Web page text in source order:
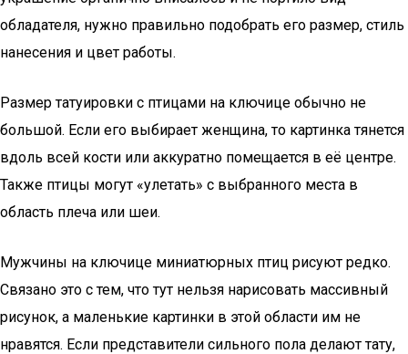
обладателя, нужно правильно подобрать его размер, стиль
нанесения и цвет работы.
Размер татуировки с птицами на ключице обычно не
большой. Если его выбирает женщина, то картинка тянется
вдоль всей кости или аккуратно помещается в её центре.
Также птицы могут «улетать» с выбранного места в
область плеча или шеи.
Мужчины на ключице миниатюрных птиц рисуют редко.
Связано это с тем, что тут нельзя нарисовать массивный
рисунок, а маленькие картинки в этой области им не
нравятся. Если представители сильного пола делают тату,